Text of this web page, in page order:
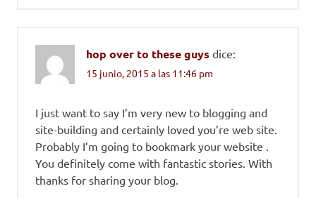
hop over to these guys dice:
15 junio, 2015 a las 11:46 pm
I just want to say I’m very new to blogging and
site-building and certainly loved you’re web site.
Probably I’m going to bookmark your website .
You definitely come with fantastic stories. With
thanks for sharing your blog.